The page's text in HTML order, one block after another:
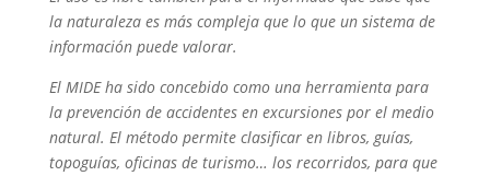
la naturaleza es más compleja que lo que un sistema de
información puede valorar.
El MIDE ha sido concebido como una herramienta para
la prevención de accidentes en excursiones por el medio
natural. El método permite clasificar en libros, guías,
topoguías, oficinas de turismo… los recorridos, para que